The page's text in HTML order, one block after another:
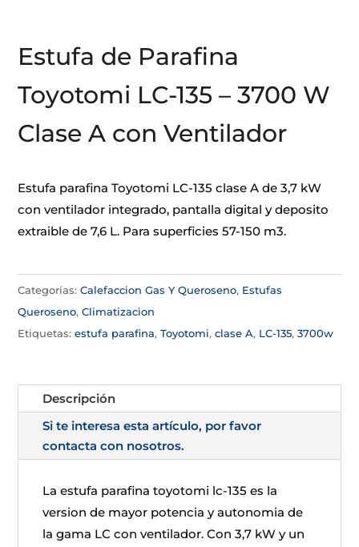
Estufa de Parafina
Toyotomi LC-135 – 3700 W
Clase A con Ventilador
Estufa parafina Toyotomi LC-135 clase A de 3,7 kW
con ventilador integrado, pantalla digital y deposito
extraible de 7,6 L. Para superficies 57-150 m3.
Categorías:Calefaccion Gas Y Queroseno, Estufas
Queroseno,Climatizacion
Etiquetas:estufa parafina,Toyotomi,clase A, LC-135,3700w
Descripción
Si te interesa esta artículo, por favor
contacta con nosotros.
La estufa parafina toyotomi lc-135 es la
version de mayor potencia y autonomia de
la gama LC con ventilador. Con 3,7 kW y un